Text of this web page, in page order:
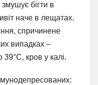
бігти в
наче в лещатах.
спричинене
випадках –
кров у калі.